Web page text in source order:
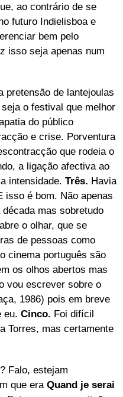
ao contrário de se
futuro Indielisboa e
bem pelo
isso seja apenas num
pretensão de lantejoulas
o festival que melhor
do público
e crise. Porventura
que rodeia o
a ligação afectiva ao
intensidade. Três. Havia
isso é bom. Não apenas
mas sobretudo
o olhar, que se
de pessoas como
cinema português são
os olhos abertos mas
vou escrever sobre o
1986) pois em breve
eu. Cinco. Foi difícil
Torres, mas certamente
Falo, estejam
que era Quand je serai